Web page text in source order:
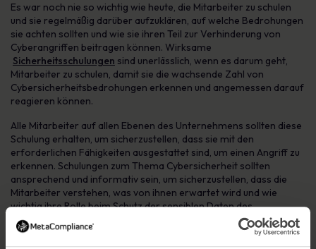
Es war noch nie so wichtig wie heute, die Mitarbeiter zu schulen
und sie regelmäßig darüber aufzuklären, auf welche Bedrohungen
sie achten sollten und wie sie ihren Teil zur Verhinderung von
Cyberangriffen beitragen können. Wirksame
Sicherheitsschulungen sind unerlässlich, wenn es darum geht,
Mitarbeiter zu schulen, damit sie die wachsende Zahl von
Cybersicherheitsbedrohungen erkennen und angemessen darauf
reagieren können.
Alle Mitarbeiter auf allen Ebenen des Unternehmens sollten diese
Schulung erhalten, um sicherzustellen, dass sie mit den
erforderlichen Fähigkeiten ausgestattet sind, um einen Angriff zu
erkennen. Schulungen zum Thema Cybersicherheit sollten
ansprechend und informativ sein, um sicherzustellen, dass die
Mitarbeiter verstehen, was von ihnen erwartet wird und wie
wichtig ihre Rolle beim Schutz der sensiblen Daten des
Unternehmens ist.
4. Zuverlässige Offsite-Backup-Lösung